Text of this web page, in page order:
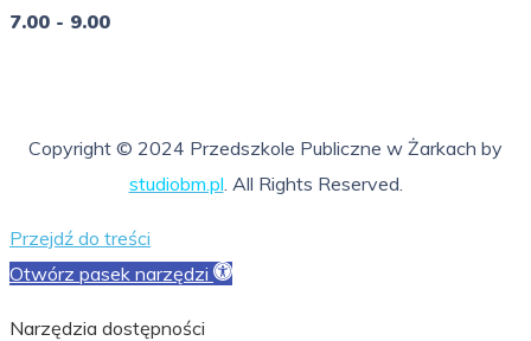
7.00 - 9.00
Copyright © 2024 Przedszkole Publiczne w Żarkach by
studiobm.pl . All Rights Reserved.
Przejdź do treści
Otwórz pasek narzędzi
Narzędzia dostępności